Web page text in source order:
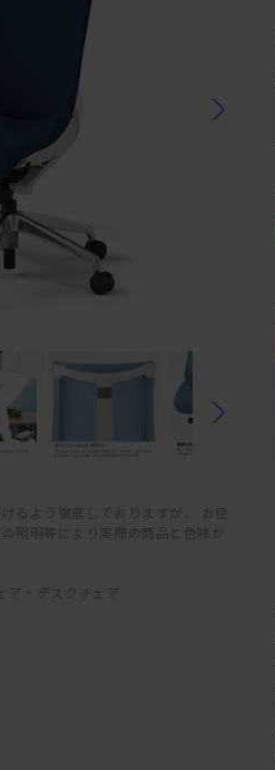
るよう徹底しておりますが、 お使
照明等により実際の商品と色味が
ア・デスクチェア